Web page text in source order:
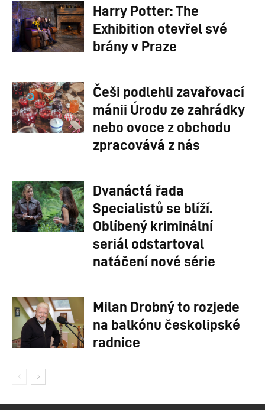
Harry Potter: The
Exhibition otevřel své
brány v Praze
Češi podlehli zavařovací
mánii Úrodu ze zahrádky
nebo ovoce z obchodu
zpracovává z nás
Dvanáctá řada
Specialistů se blíží.
Oblíbený kriminální
seriál odstartoval
natáčení nové série
Milan Drobný to rozjede
na balkónu českolipské
radnice